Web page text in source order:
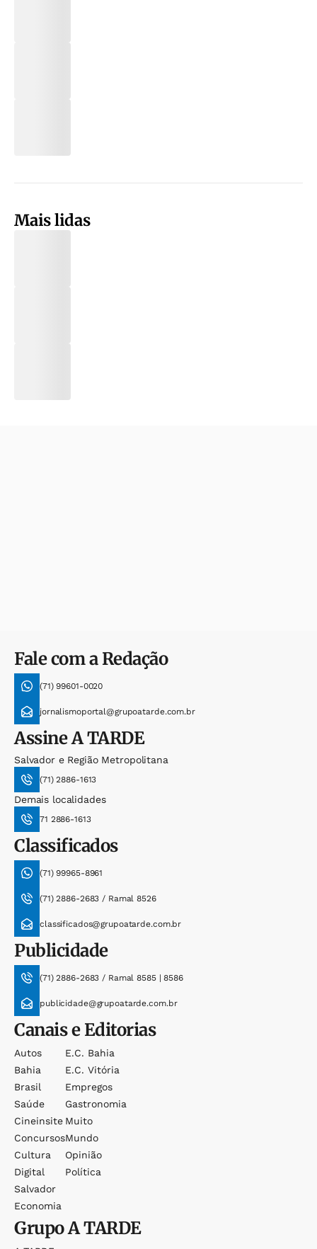
Mais lidas
Fale com a Redação
(71) 99601-0020
jornalismoportal@grupoatarde.com.br
AssineA TARDE
Salvador e Região Metropolitana
(71) 2886-1613
Demais localidades
71 2886-1613
Classificados
(71) 99965-8961
(71) 2886-2683 / Ramal 8526
classificados@grupoatarde.com.br
Publicidade
(71) 2886-2683 / Ramal 8585 | 8586
publicidade@grupoatarde.com.br
Canais e Editorias
Autos
Bahia
Brasil
Saúde
Cineinsite
Concursos
Cultura
Digital
Salvador
Economia
E.c. Bahia
E.c. Vitória
Empregos
Gastronomia
Muito
Mundo
Opinião
Política
GrupoA TARDE